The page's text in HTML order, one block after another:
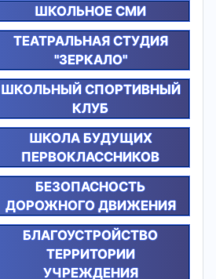
ШКОЛЬНОЕ СМИ
ТЕАТРАЛЬНАЯ СТУДИЯ
"ЗЕРКАЛО"
ШКОЛЬНЫЙ СПОРТИВНЫЙ
КЛУБ
ШКОЛА БУДУЩИХ
ПЕРВОКЛАССНИКОВ
БЕЗОПАСНОСТЬ
ДОРОЖНОГО ДВИЖЕНИЯ
БЛАГОУСТРОЙСТВО
ТЕРРИТОРИИ
УЧРЕЖДЕНИЯ